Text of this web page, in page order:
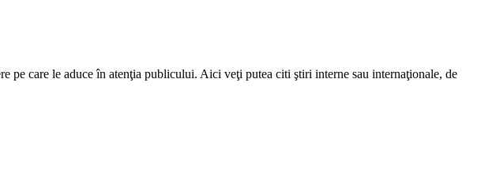
pe care le aduce în atenţia publicului. Aici veţi putea citi ştiri interne sau internaţionale, de